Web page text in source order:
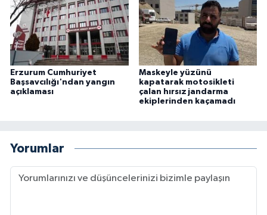
Erzurum Cumhuriyet
Başsavcılığı'ndan yangın
açıklaması
Maskeyle yüzünü
kapatarak motosikleti
çalan hırsız jandarma
ekiplerinden kaçamadı
Yorumlar